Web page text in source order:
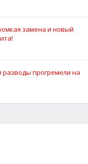
замена и новый
разводы прогремели на